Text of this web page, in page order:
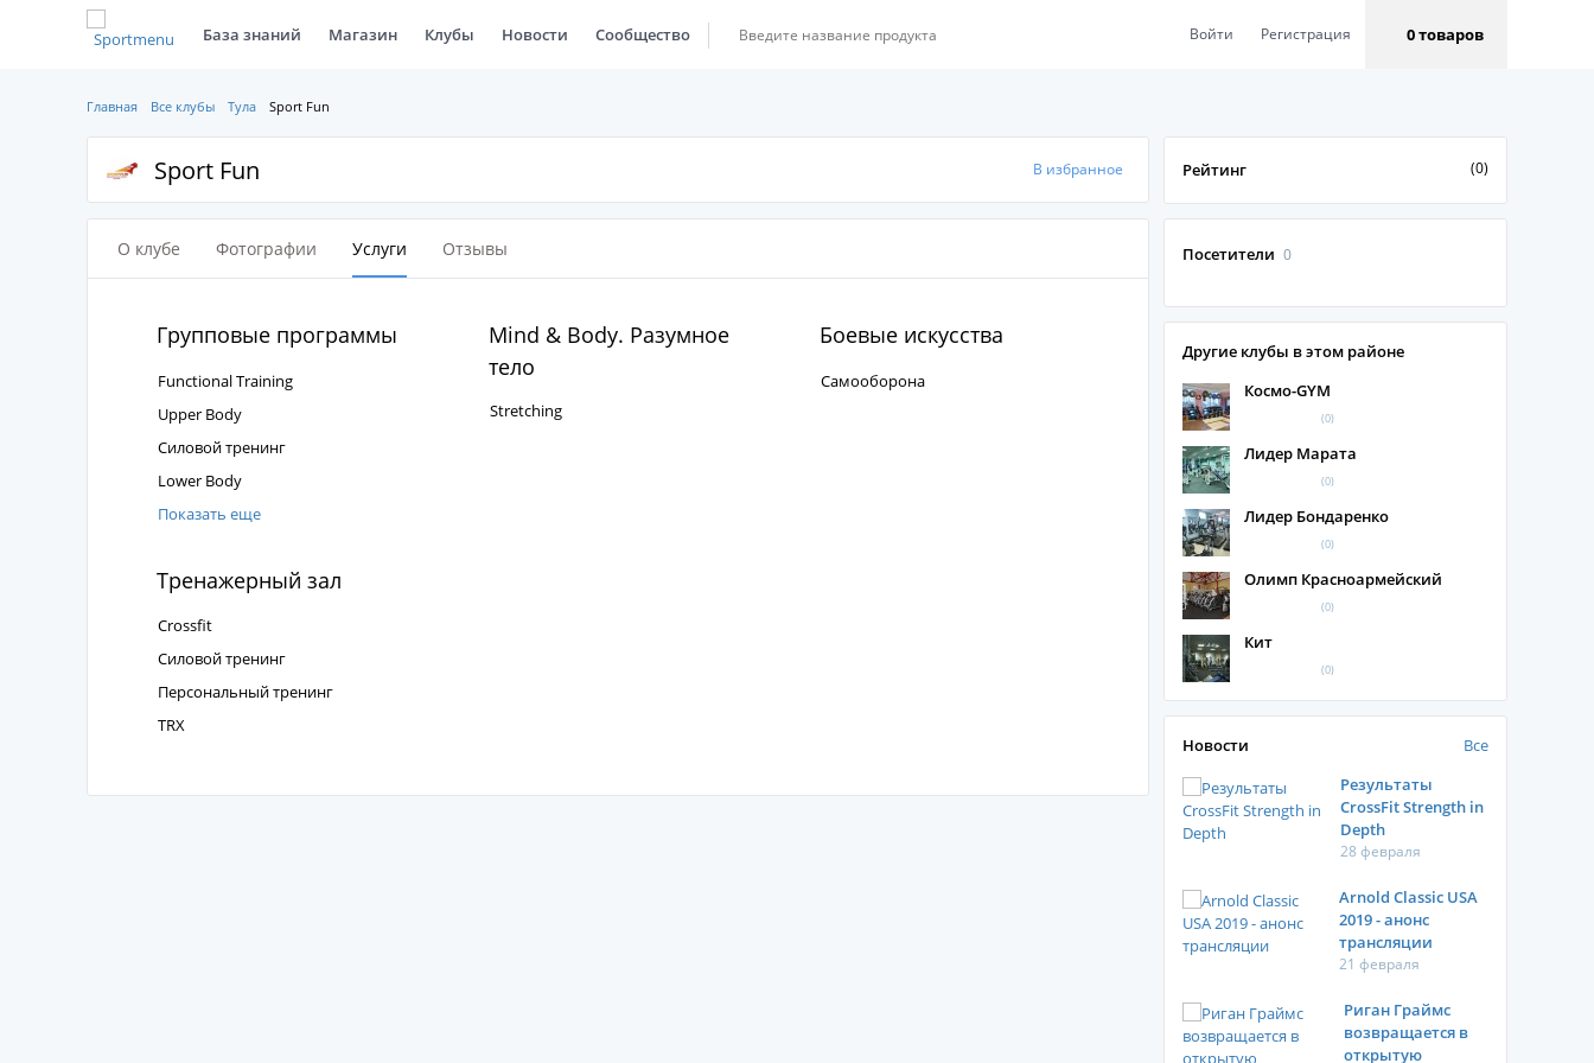
База знаний Магазин Клубы Новости Сообщество Войти Регистрация 0 товаров
Главная Все клубы Тула Sport Fun
Sport Fun В избранное Рейтинг (0)
О клубе Фотографии Услуги Отзывы
Групповые программы
Functional Training
Upper Body
Силовой тренинг
Lower Body
Показать еще
Mind & Body. Разумное
тело
Stretching
Боевые искусства
Самооборона
Тренажерный зал
Crossfit
Силовой тренинг
Персональный тренинг
TRX
Посетители 0
Другие клубы в этом районе
Космо-GYM
(0)
Лидер Марата
(0)
Лидер Бондаренко
(0)
Олимп Красноармейский
(0)
Кит
(0)
Новости
Все
Результаты
CrossFit Strength in
Depth
28 февраля
Arnold Classic USA
2019 - анонс
трансляции
21 февраля
Риган Граймс
возвращается в
открытую